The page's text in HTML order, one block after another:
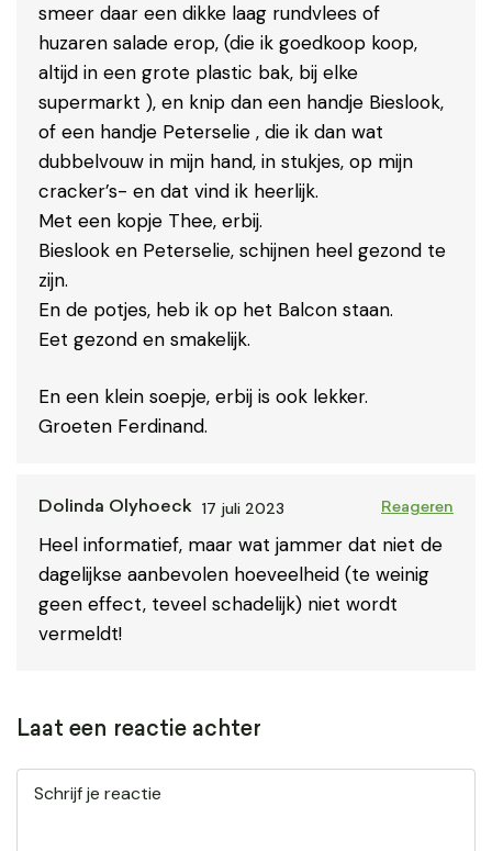
smeer daar een dikke laag rundvlees of
huzaren salade erop, (die ik goedkoop koop,
altijd in een grote plastic bak, bij elke
supermarkt ), en knip dan een handje Bieslook,
of een handje Peterselie , die ik dan wat
dubbelvouw in mijn hand, in stukjes, op mijn
cracker’s- en dat vind ik heerlijk.
Met een kopje Thee, erbij.
Bieslook en Peterselie, schijnen heel gezond te
zijn.
En de potjes, heb ik op het Balcon staan.
Eet gezond en smakelijk.
En een klein soepje, erbij is ook lekker.
Groeten Ferdinand.
Dolinda Olyhoeck 17 juli 2023 Reageren
Heel informatief, maar wat jammer dat niet de
dagelijkse aanbevolen hoeveelheid (te weinig
geen effect, teveel schadelijk) niet wordt
vermeldt!
Laat een reactie achter